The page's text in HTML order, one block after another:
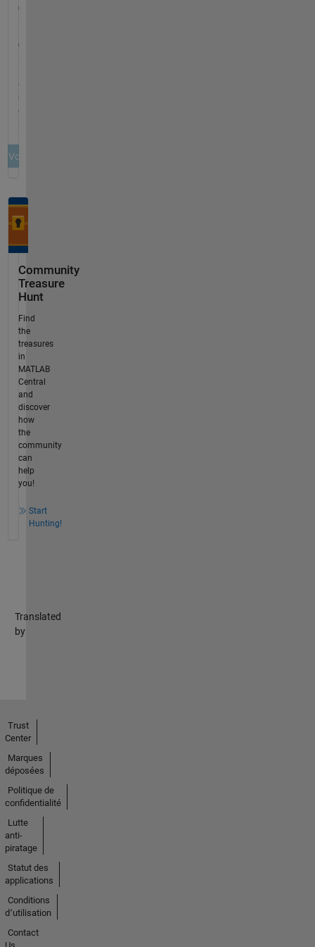
Community
Treasure
Hunt
Find
the
treasures
in
MATLAB
Central
and
discover
how
the
community
can
help
you!
Start
Hunting!
Translated
by
Trust
Center
Marques
déposées
Politique de
confidentialité
Lutte
anti-
piratage
Statut des
applications
Conditions
d՚utilisation
Contact
Us